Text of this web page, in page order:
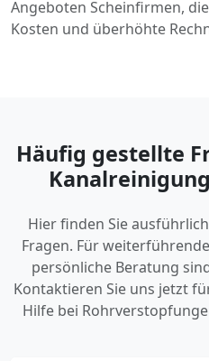
Angeboten Scheinfirmen,
Kosten und überhöhte
Häufig gestellte
Hier finden Sie
Fragen. Für
persönliche Beratung
Kontaktieren Sie uns jetzt
Hilfe bei